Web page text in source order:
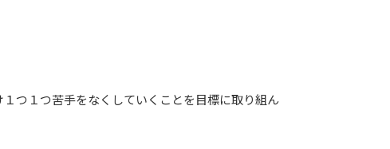
つ１つ苦手をなくしていくことを目標に取り組ん